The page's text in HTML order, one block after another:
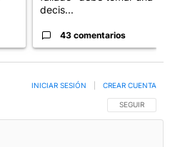
decis...
43 comentarios
SIGA ESTA
SEGUIR
INICIAR SESIÓN CREAR CUENTA